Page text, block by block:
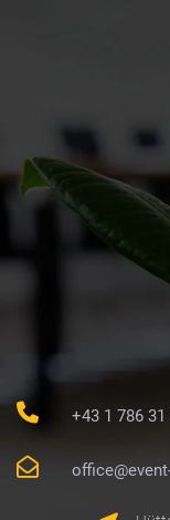
+43 1 786 31